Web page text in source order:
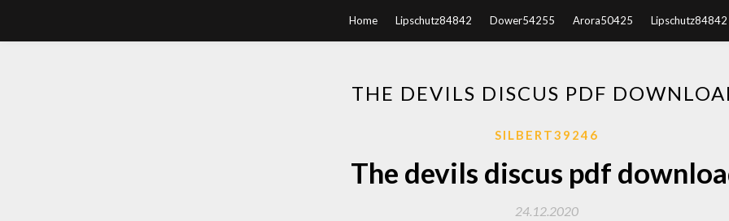
Home Lipschutz84842 Dower54255 Arora50425 Lipschutz84842
THE DEVILS DISCUS PDF
SILBERT39246
The devils discus pdf
24.12.2020